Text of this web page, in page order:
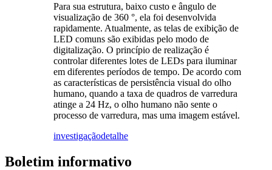
Para sua estrutura, baixo custo e ângulo de
visualização de 360 ​​°, ela foi desenvolvida
rapidamente. Atualmente, as telas de exibição de
LED comuns são exibidas pelo modo de
digitalização. O princípio de realização é
controlar diferentes lotes de LEDs para iluminar
em diferentes períodos de tempo. De acordo com
as características de persistência visual do olho
humano, quando a taxa de quadros de varredura
atinge a 24 Hz, o olho humano não sente o
processo de varredura, mas uma imagem estável.
investigaçãodetalhe
Boletim informativo